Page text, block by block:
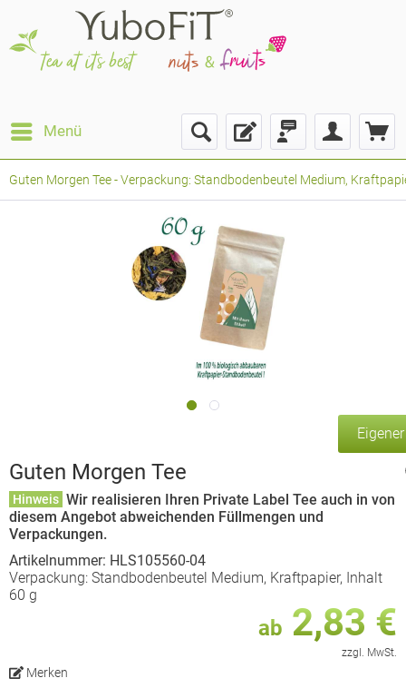
Menü
Guten Morgen Tee - Verpackung: Standbodenbeutel Medium,
Guten Morgen Tee
Hinweis Wir realisieren Ihren Private Label Tee auch in von
diesem Angebot abweichenden Füllmengen und
Verpackungen.
Artikelnummer: HLS105560-04
Verpackung: Standbodenbeutel Medium, Kraftpapier, Inhalt
60 g
ab 2,83 €
zzgl. MwSt.
Merken